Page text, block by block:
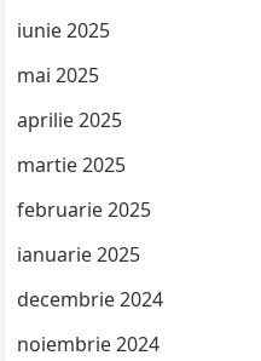
iunie 2025
mai 2025
aprilie 2025
martie 2025
februarie 2025
ianuarie 2025
decembrie 2024
noiembrie 2024